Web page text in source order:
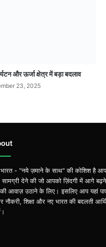
और ऊर्जा क्षेत्र में बड़ा बदलाव
23, 2025
- "नये ज़माने के साथ" की कोशिश है
सामग्री देने की जो आपको ज़िंदगी में आगे
आवाज़ उठाने के लिए। इसलिए आप यहां
नौकरी, शिक्षा और नए भारत की बदलती